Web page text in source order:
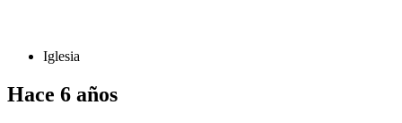
Iglesia
Hace 6 años